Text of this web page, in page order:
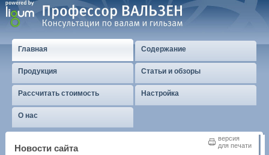
Главная Содержание
Продукция Статьи и обзоры
Рассчитать стоимость Настройка
О нас
версия
для печати
Новости сайта